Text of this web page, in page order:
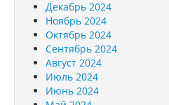
Декабрь 2024
Ноябрь 2024
Октябрь 2024
Сентябрь 2024
Август 2024
Июль 2024
Июнь 2024